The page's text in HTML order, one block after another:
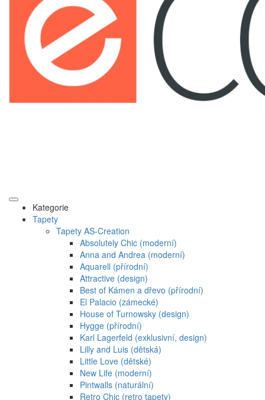
Kategorie
Tapety
Tapety AS-Creation
Absolutely Chic (moderní)
Anna and Andrea (moderní)
Aquarell (přírodní)
Attractive (design)
Best of Kámen a dřevo (přírodní)
El Palacio (zámecké)
House of Turnowsky (design)
Hygge (přírodní)
Karl Lagerfeld (exklusivní, design)
Lilly and Luis (dětská)
Little Love (dětské)
New Life (moderní)
Pintwalls (naturální)
Retro Chic (retro tapety)